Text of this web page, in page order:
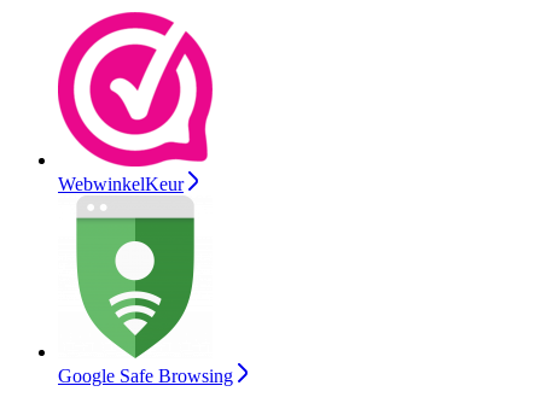
WebwinkelKeur
Google Safe Browsing